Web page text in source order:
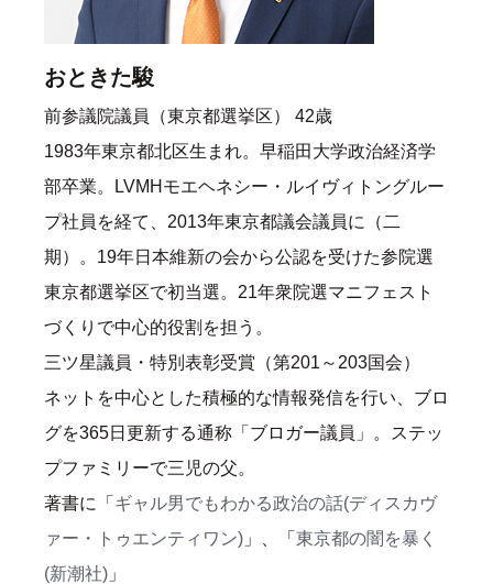
おときた駿
前参議院議員（東京都選挙区） 42歳
1983年東京都北区生まれ。早稲田大学政治経済学
部卒業。LVMHモエヘネシー・ルイヴィトングルー
プ社員を経て、2013年東京都議会議員に（二
期）。19年日本維新の会から公認を受けた参院選
東京都選挙区で初当選。21年衆院選マニフェスト
づくりで中心的役割を担う。
三ツ星議員・特別表彰受賞（第201～203国会）
ネットを中心とした積極的な情報発信を行い、ブロ
グを365日更新する通称「ブロガー議員」。ステッ
プファミリーで三児の父。
著書に「 ギャル男でもわかる政治の話(ディスカヴ
ァー・トゥエンティワン) 」、「 東京都の闇を暴く
(新潮社) 」